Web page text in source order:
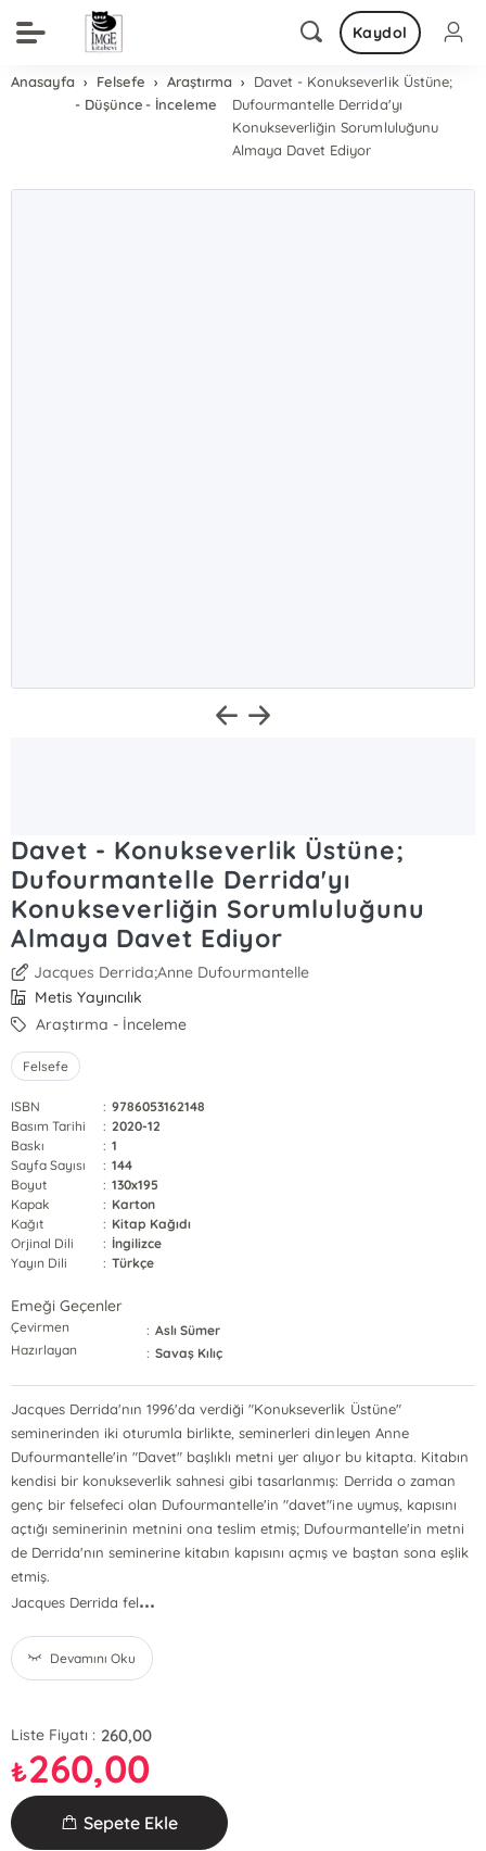
Kaydol
Anasayfa
Felsefe
- Düşünce
Araştırma
- İnceleme
Davet - Konukseverlik Üstüne;
Dufourmantelle Derrida'yı
Konukseverliğin Sorumluluğunu
Almaya Davet Ediyor
Davet - Konukseverlik Üstüne;
Dufourmantelle Derrida'yı
Konukseverliğin Sorumluluğunu
Almaya Davet Ediyor
Jacques Derrida;Anne Dufourmantelle
Metis Yayıncılık
Araştırma - İnceleme
Felsefe
ISBN : 9786053162148
Basım Tarihi
: 2020-12
Baskı
: 1
Sayfa Sayısı
: 144
Boyut
: 130x195
Kapak
: Karton
Kağıt
: Kitap Kağıdı
Orjinal Dili
: İngilizce
Yayın Dili
: Türkçe
Emeği Geçenler
Çevirmen : Aslı Sümer
Hazırlayan
: Savaş Kılıç
Jacques Derrida'nın 1996'da verdiği "Konukseverlik Üstüne"
seminerinden iki oturumla birlikte, seminerleri dinleyen Anne
Dufourmantelle'in "Davet" başlıklı metni yer alıyor bu kitapta. Kitabın
kendisi bir konukseverlik sahnesi gibi tasarlanmış: Derrida o zaman
genç bir felsefeci olan Dufourmantelle'in "davet"ine uymuş, kapısını
açtığı seminerinin metnini ona teslim etmiş; Dufourmantelle'in metni
de Derrida'nın seminerine kitabın kapısını açmış ve baştan sona eşlik
etmiş.
Jacques Derrida fel...
Devamını Oku
Liste Fiyatı : 260,00
₺260,00
Sepete Ekle